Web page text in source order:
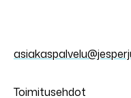
Toimitusehdot